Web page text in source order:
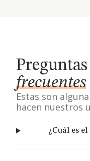
Preguntas
frecuentes
Estas son
hacen nuestros
¿Cuál es